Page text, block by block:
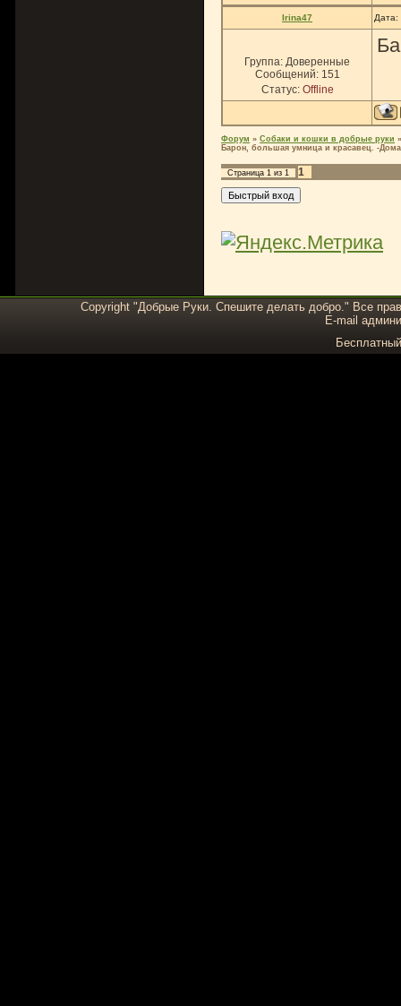
Irina47 Дата:
Группа: Доверенные
Сообщений: 151
Статус: Offline
Форум » Собаки и кошки в добрые руки »
Барон, большая умница и красавец. -Дома
Страница 1 из 1 1
Copyright "Добрые Руки. Спешите делать добро." Все
E-mail